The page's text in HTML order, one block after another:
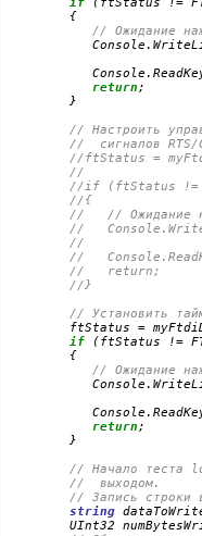
if (ftStatus !=
         {
// Ожидание
return;
         }
// Настроить
//  сигналов RTS/
//ftStatus =
//
//if (ftStatus !=
//{
//   // Ожидание
//
//
//
//   return;
//}
// Установить
ftStatus =
if (ftStatus !=
         {
// Ожидание
return;
         }
// Начало теста
//  выходом.
// Запись строки
string
UInt32